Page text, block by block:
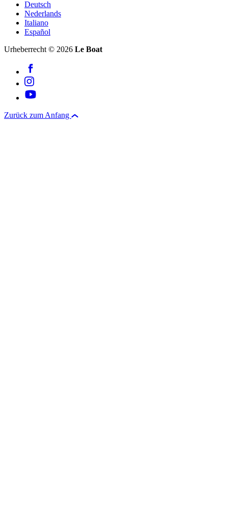
Deutsch
Nederlands
Italiano
Español
Urheberrecht © 2026 Le Boat
Zurück zum Anfang